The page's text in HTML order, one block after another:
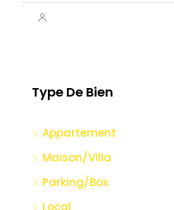
Type De Bien
Appartement
Maison/Villa
Parking/Box
Local